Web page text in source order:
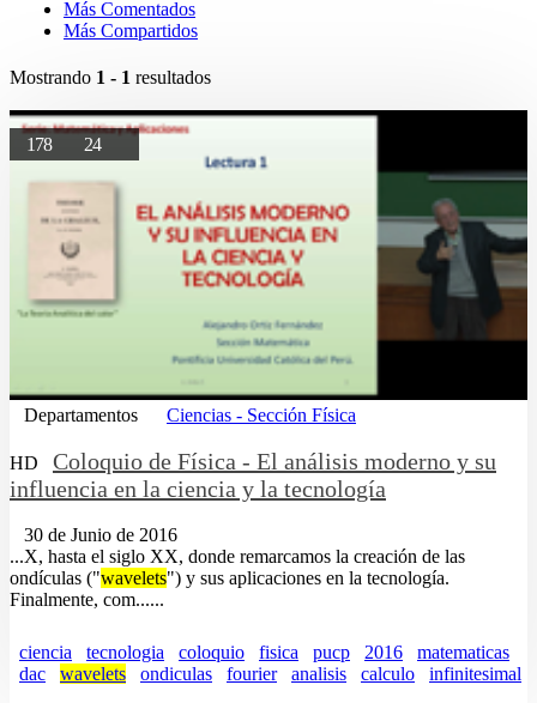
Más Comentados
Más Compartidos
Mostrando 1 - 1 resultados
178 24
Departamentos Ciencias - Sección Física
HD
Coloquio de Física - El análisis moderno y su
influencia en la ciencia y la tecnología
30 de Junio de 2016
...X, hasta el siglo XX, donde remarcamos la creación de las
ondículas ("wavelets") y sus aplicaciones en la tecnología.
Finalmente, com......
ciencia tecnologia coloquio fisica pucp 2016
matematicas
dac
wavelets ondiculas fourier analisis calculo infinitesimal